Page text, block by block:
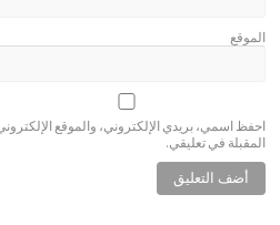
الموقع
احفظ اسمي، بريدي الإلكتروني، والموقع
المقبلة في تعليقي.